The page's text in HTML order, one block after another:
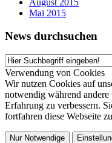
Mai 2015
News durchsuchen
Verwendung von Cookies
Wir nutzen Cookies auf
notwendig während
Erfahrung zu verbessern.
fortfahren diese Webseite
Nur Notwendige